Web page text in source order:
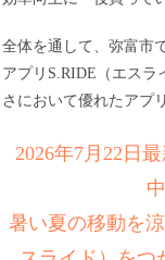
全体を通して、弥富市
アプリS.RIDE（エスラ
さにおいて優れたアプ
2026年7月22日
暑い夏の移動を